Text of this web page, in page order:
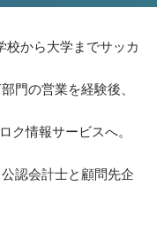
から大学までサッカ
門の営業を経験後、
ク情報サービスへ。
認会計士と顧問先企